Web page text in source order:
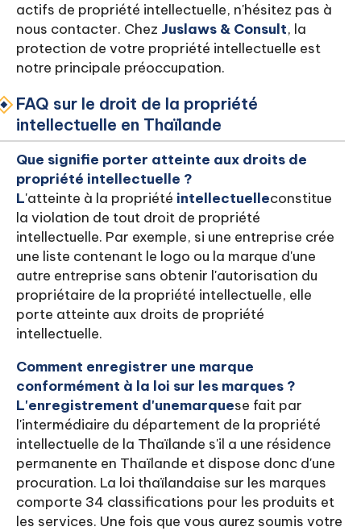
actifs de propriété intellectuelle, n'hésitez pas à
nous contacter. Chez Juslaws & Consult, la
protection de votre propriété intellectuelle est
notre principale préoccupation.
FAQ sur le droit de la propriété
intellectuelle en Thaïlande
Que signifie porter atteinte aux droits de
propriété intellectuelle ?
‍L'atteinte à la propriété intellectuelleconstitue
la violation de tout droit de propriété
intellectuelle. Par exemple, si une entreprise crée
une liste contenant le logo ou la marque d'une
autre entreprise sans obtenir l'autorisation du
propriétaire de la propriété intellectuelle, elle
porte atteinte aux droits de propriété
intellectuelle.
Comment enregistrer une marque
conformément à la loi sur les marques ?
L'enregistrement d'unemarquese fait par
l'intermédiaire du département de la propriété
intellectuelle de la Thaïlande s'il a une résidence
permanente en Thaïlande et dispose donc d'une
procuration. La loi thaïlandaise sur les marques
comporte 34 classifications pour les produits et
les services. Une fois que vous aurez soumis votre